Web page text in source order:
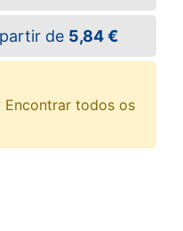
de 5,84 €
Encontrar todos os